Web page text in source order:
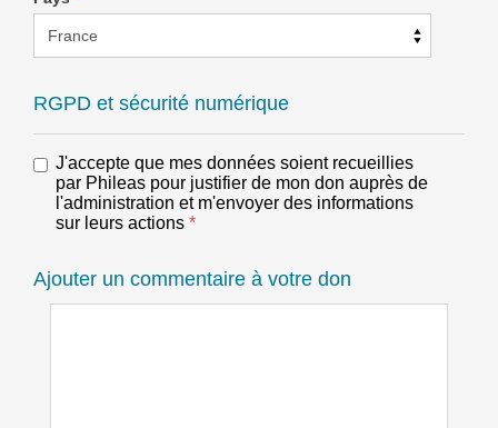
RGPD et sécurité numérique
J'accepte que mes données soient recueillies
par Phileas pour justifier de mon don auprès de
l'administration et m'envoyer des informations
sur leurs actions *
Ajouter un commentaire à votre don